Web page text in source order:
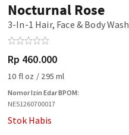
Nocturnal Rose
3-In-1 Hair, Face & Body Wash
Rp 460.000
10 fl oz / 295 ml
Nomor Izin Edar BPOM:
NE51260700017
Stok Habis